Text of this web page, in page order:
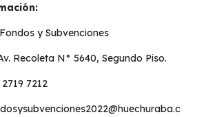
y Subvenciones
Recoleta N° 5640, Segundo Piso.
7212